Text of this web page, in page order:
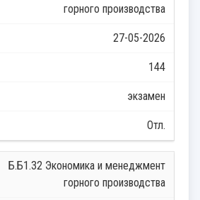
горного производства
27-05-2026
144
экзамен
Отл.
Б.Б1.32 Экономика и менеджмент
горного производства